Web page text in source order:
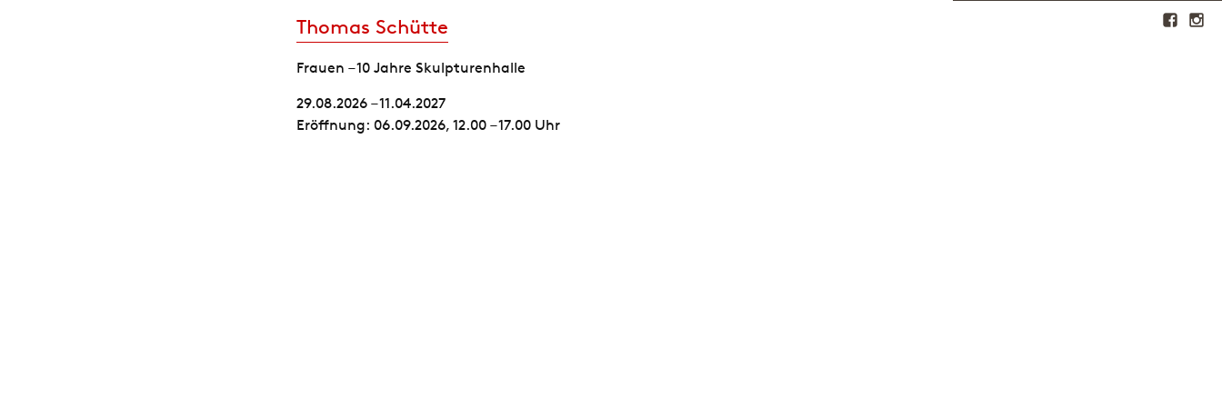
Thomas Schütte
Frauen – 10 Jahre Skulpturenhalle
29.08.2026 – 11.04.2027
Eröffnung: 06.09.2026, 12.00 – 17.00 Uhr